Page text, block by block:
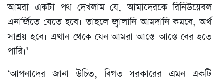
আমরা একটা পথ দেখলাম যে, আমাদেরকে রিনিউয়েবল
এনার্জিতে যেতে হবে। তাহলে জ্বালানি আমদানি কমবে, অর্থ
সাশ্রয় হবে। এখান থেকে যেন আমরা আস্তে আস্তে বের হতে
পারি।’
‘আপনাদের জানা উচিত, বিগত সরকারের এমন একটি